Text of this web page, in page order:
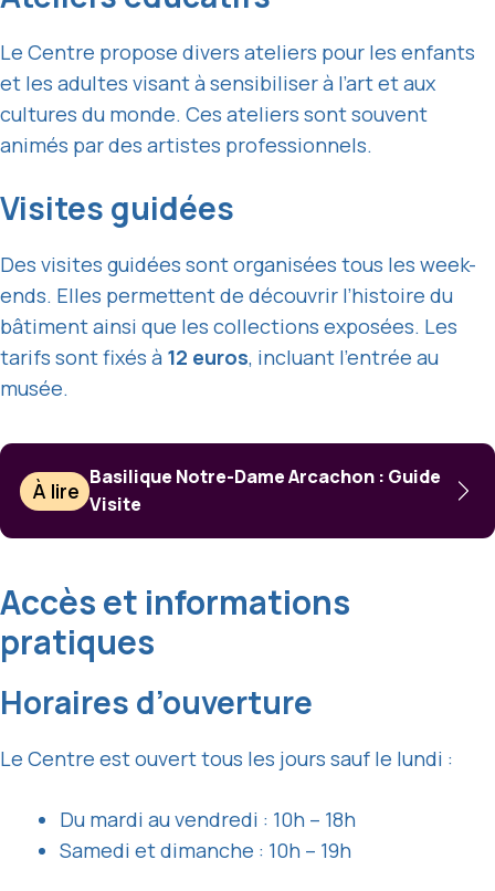
Le Centre propose divers ateliers pour les enfants
et les adultes visant à sensibiliser à l’art et aux
cultures du monde. Ces ateliers sont souvent
animés par des artistes professionnels.
Visites guidées
Des visites guidées sont organisées tous les week-
ends. Elles permettent de découvrir l’histoire du
bâtiment ainsi que les collections exposées. Les
tarifs sont fixés à 12 euros, incluant l’entrée au
musée.
À lire
Basilique Notre-Dame Arcachon : Guide
Visite
Accès et informations
pratiques
Horaires d’ouverture
Le Centre est ouvert tous les jours sauf le lundi :
Du mardi au vendredi : 10h – 18h
Samedi et dimanche : 10h – 19h